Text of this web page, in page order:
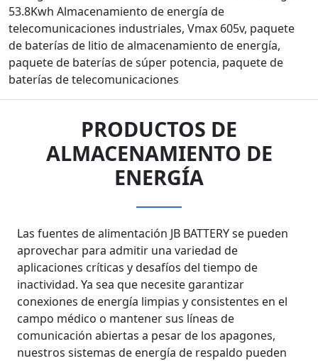
53.8Kwh Almacenamiento de energía de
telecomunicaciones industriales, Vmax 605v, paquete
de baterías de litio de almacenamiento de energía,
paquete de baterías de súper potencia, paquete de
baterías de telecomunicaciones
PRODUCTOS DE
ALMACENAMIENTO DE
ENERGÍA
Las fuentes de alimentación JB BATTERY se pueden
aprovechar para admitir una variedad de
aplicaciones críticas y desafíos del tiempo de
inactividad. Ya sea que necesite garantizar
conexiones de energía limpias y consistentes en el
campo médico o mantener sus líneas de
comunicación abiertas a pesar de los apagones,
nuestros sistemas de energía de respaldo pueden